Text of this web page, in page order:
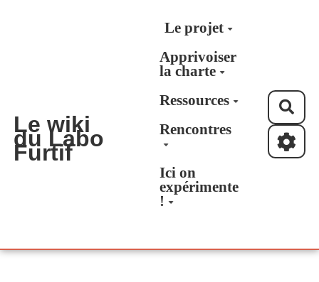
Aller au contenu principal
Le wiki
du Labo
Furtif
Le projet
Apprivoiser
la charte
Ressources
Rencontres
Ici on
expérimente
!